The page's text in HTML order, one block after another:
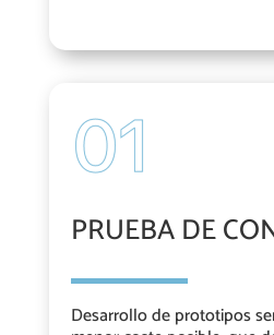
PRUEBA DE
Desarrollo de prototipos